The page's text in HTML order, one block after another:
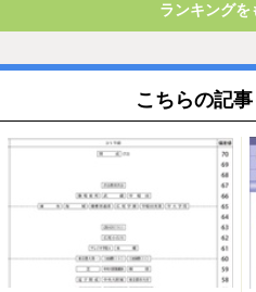
ランキングを
こちらの記